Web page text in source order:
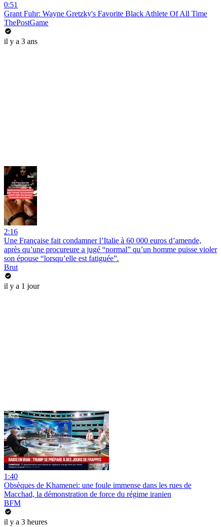
0:51
Grant Fuhr: Wayne Gretzky's Favorite Black Athlete Of All Time
ThePostGame
il y a 3 ans
2:16
Une Française fait condamner l’Italie à 60 000 euros d’amende,
après qu’une procureure a jugé “normal” qu’un homme puisse violer
son épouse “lorsqu’elle est fatiguée”.
Brut
il y a 1 jour
1:40
Obsèques de Khamenei: une foule immense dans les rues de
Macchad, la démonstration de force du régime iranien
BFM
il y a 3 heures